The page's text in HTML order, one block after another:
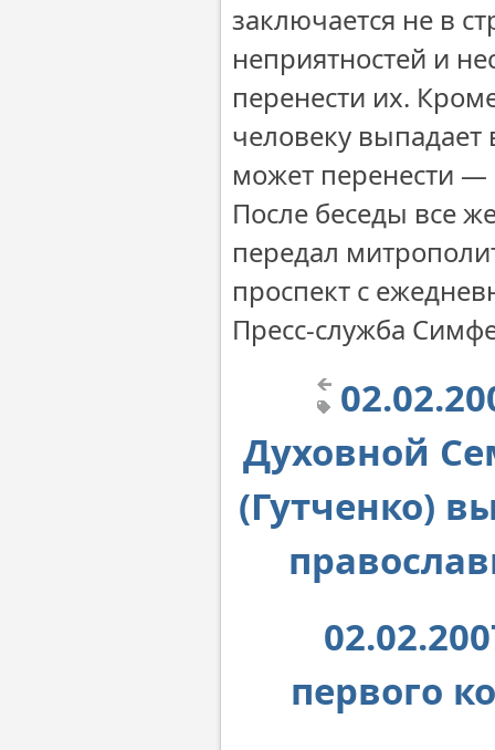
заключается не в
неприятностей и
перенести их.
человеку выпадает
может перенести —
После беседы все
передал
проспект с
Пресс-служба
Духовной
(Гутченко)
первого